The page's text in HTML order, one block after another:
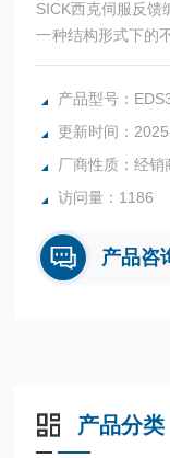
SICK西克伺服反馈
一种结构形式下的
码器类型即可实现
EDS/EDM35 电机
13 位的可靠单圈
要求
产品型号：
更新时间：
厂商性质：经销
访问量：1186
产品咨
产品分类